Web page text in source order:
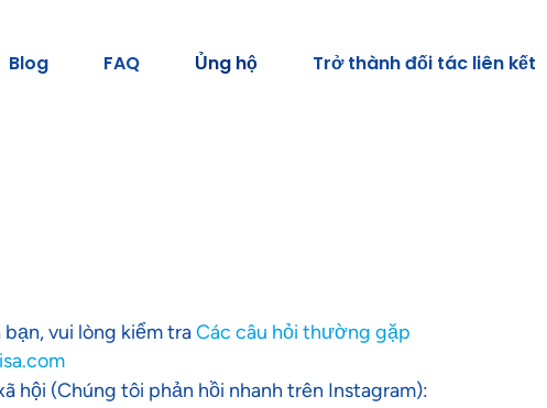
Blog FAQ Ủng hộ Trở thành đối tác liên kết
vui lòng kiểm traCác câu hỏi thường gặp
hội (Chúng tôi phản hồi nhanh trên Instagram):